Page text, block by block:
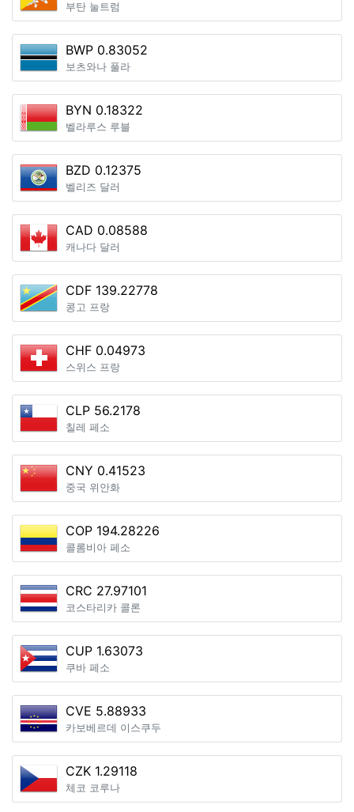
부탄 눌트럼
BWP 0.83052
보츠와나 풀라
BYN 0.18322
벨라루스 루블
BZD 0.12375
벨리즈 달러
CAD 0.08588
캐나다 달러
CDF 139.22778
콩고 프랑
CHF 0.04973
스위스 프랑
CLP 56.2178
칠레 페소
CNY 0.41523
중국 위안화
COP 194.28226
콜롬비아 페소
CRC 27.97101
코스타리카 콜론
CUP 1.63073
쿠바 페소
CVE 5.88933
카보베르데 이스쿠두
CZK 1.29118
체코 코루나